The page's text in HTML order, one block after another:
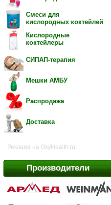
Смеси для
кислородных коктейлей
Кислородные
коктейлеры
СИПАП-терапия
Мешки АМБУ
Распродажа
Доставка
Реклама на OxyHealth.ru:
Производители